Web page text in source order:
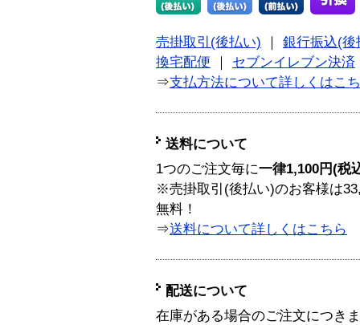
売掛取引(後払い)
銀行振込(後
換宅配便
セブンイレブン決済
⇒支払方法について詳しくはこ
送料について
1つのご注文毎に一律1,100円(税
※売掛取引(後払い)のお客様は
無料！
⇒送料について詳しくはこちら
配送について
在庫がある場合のご注文につき